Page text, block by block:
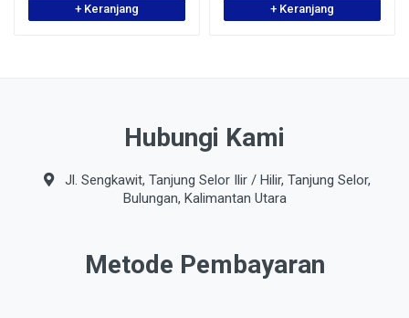
+ Keranjang + Keranjang
Hubungi Kami
Jl. Sengkawit, Tanjung Selor Ilir / Hilir, Tanjung Selor,
Bulungan, Kalimantan Utara
Metode Pembayaran